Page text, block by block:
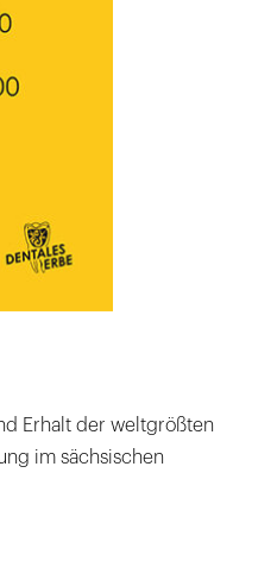
Erhalt der weltgrößten
im sächsischen